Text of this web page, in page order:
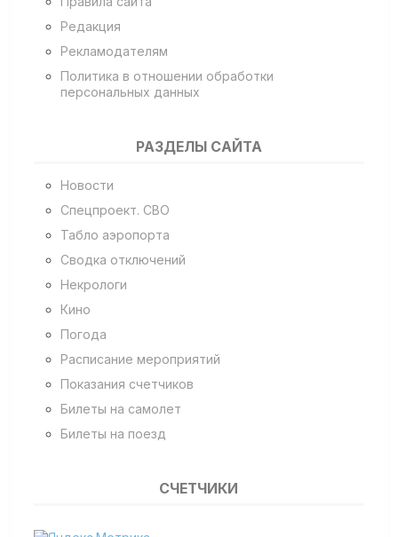
Редакция
Рекламодателям
Политика в отношении обработки
персональных данных
РАЗДЕЛЫ САЙТА
Новости
Спецпроект. СВО
Табло аэропорта
Сводка отключений
Некрологи
Кино
Погода
Расписание мероприятий
Показания счетчиков
Билеты на самолет
Билеты на поезд
СЧЕТЧИКИ